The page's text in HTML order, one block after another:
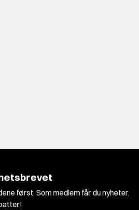
først. Som medlem får du nyheter,